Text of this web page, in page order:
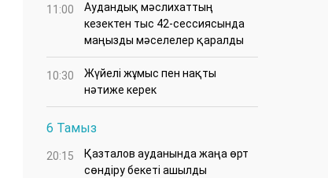
11:00
Аудандық мәслихаттың
кезектен тыс 42-сессиясында
маңызды мәселелер қаралды
10:30
Жүйелі жұмыс пен нақты
нәтиже керек
6 Тамыз
20:15
Қазталов ауданында жаңа өрт
сөндіру бекеті ашылды